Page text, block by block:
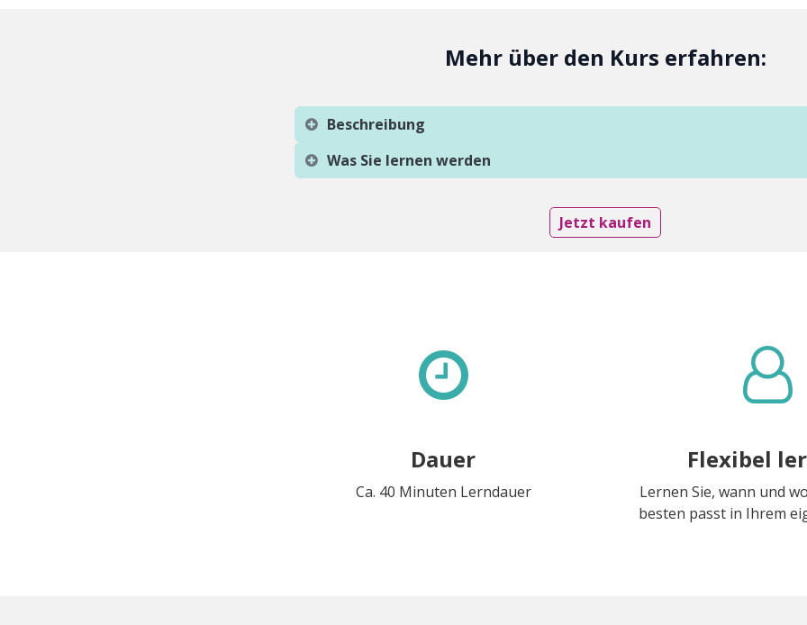
Mehr über den Kurs erfahren:
Beschreibung
Was Sie lernen werden
Jetzt kaufen
Dauer
Ca. 40 Minuten Lerndauer
Flexibel
Lernen Sie, wann und
besten passt in Ihrem